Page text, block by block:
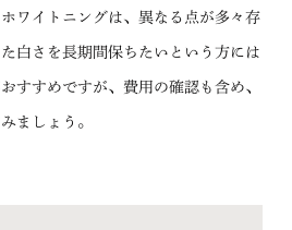
ワイトニングは、異なる点が多々存
白さを長期間保ちたいという方には
すすめですが、費用の確認も含め、
ましょう。